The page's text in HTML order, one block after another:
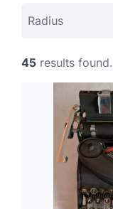
45 results found.